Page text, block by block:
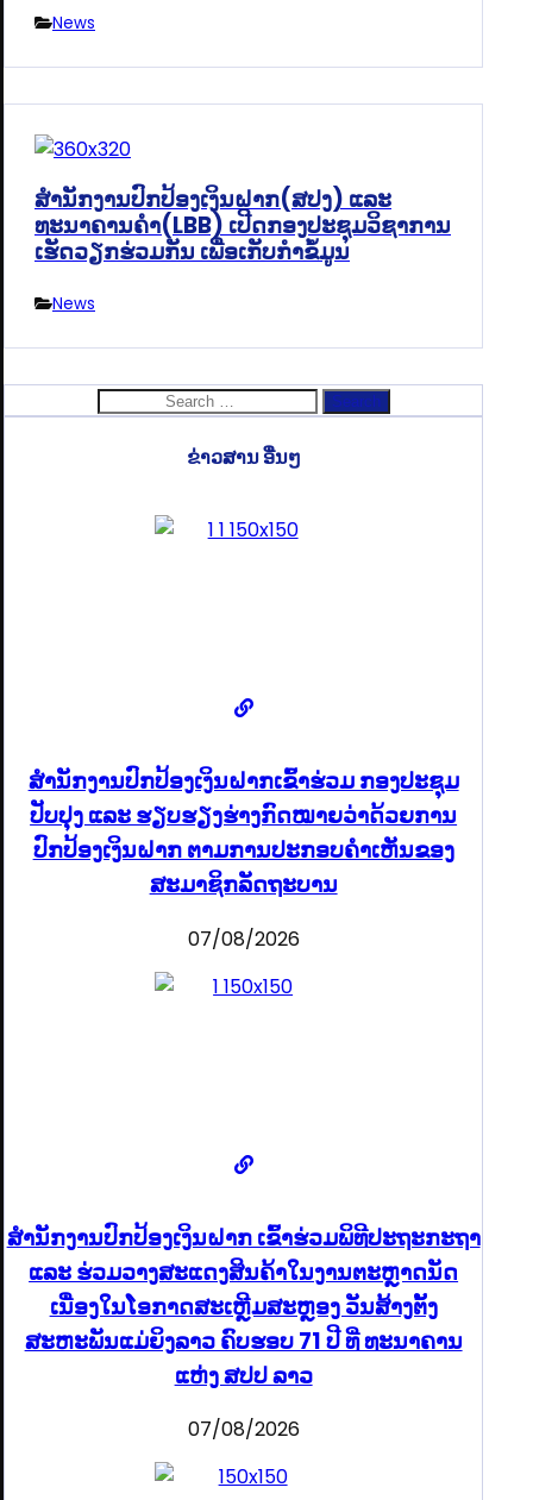
News
ສຳນັກງານປົກປ້ອງເງິນຝາກ(ສປງ) ແລະ
ທະນາຄານຄຳ(LBB) ເປີດກອງປະຊຸມວິຊາການ
ເຮັດວຽກຮ່ວມກັນ ເພື່ອເກັບກຳຂໍ້ມູນ
News
Search
ຂ່າວສານ ອື່ນໆ
ສໍານັກງານປົກປ້ອງເງິນຝາກເຂົ້າຮ່ວມ ກອງປະຊຸມ
ປັບປຸງ ແລະ ຮຽບຮຽງຮ່າງກົດໝາຍວ່າດ້ວຍການ
ປົກປ້ອງເງິນຝາກ ຕາມການປະກອບຄຳເຫັນຂອງ
ສະມາຊິກລັດຖະບານ
07/08/2026
ສຳນັກງານປົກປ້ອງເງິນຝາກ ເຂົ້າຮ່ວມພິທີປະຖະກະຖາ
ແລະ ຮ່ວມວາງສະແດງສິນຄ້າໃນງານຕະຫຼາດນັດ
ເນື່ອງໃນໂອກາດສະເຫຼີມສະຫຼອງ ວັນສ້າງຕັ້ງ
ສະຫະພັນແມ່ຍິງລາວ ຄົບຮອບ 71 ປີ ທີ່ ທະນາຄານ
ແຫ່ງ ສປປ ລາວ
07/08/2026